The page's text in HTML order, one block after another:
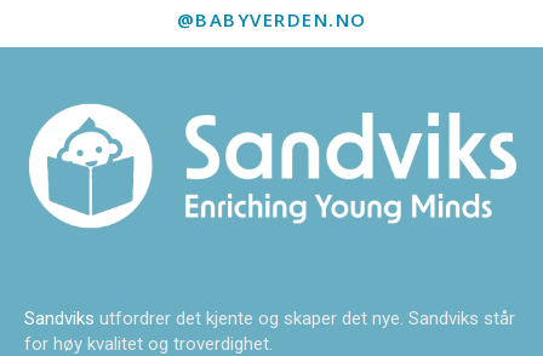
@BABYVERDEN.NO
Sandviks utfordrer det kjente og skaper det nye. Sandviks står
for høy kvalitet og troverdighet.